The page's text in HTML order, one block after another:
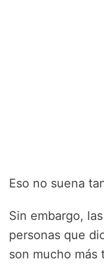
Eso no suena
Sin embargo,
personas que
son mucho más